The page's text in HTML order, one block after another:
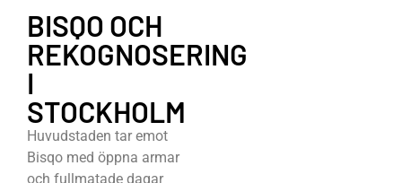
BISQO OCH
REKOGNOSERING
I
STOCKHOLM
Huvudstaden tar emot
Bisqo med öppna armar
och fullmatade dagar